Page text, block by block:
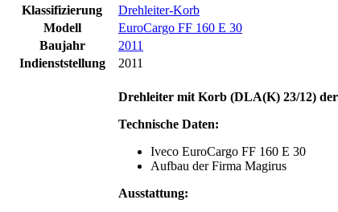
Klassifizierung
Drehleiter-Korb
Modell
EuroCargo FF 160 E 30
Baujahr
2011
Indienststellung
2011
Drehleiter mit Korb (DLA(K) 23/12)
Technische Daten:
Iveco EuroCargo FF 160 E 30
Aufbau der Firma Magirus
Ausstattung: